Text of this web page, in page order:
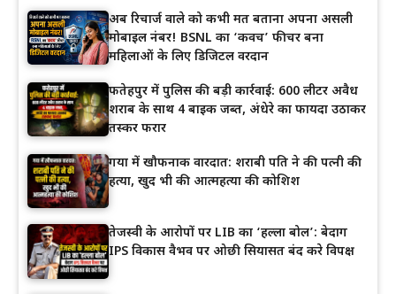
अब रिचार्ज वाले को कभी मत बताना अपना असली
मोबाइल नंबर! BSNL का ‘कवच’ फीचर बना
महिलाओं के लिए डिजिटल वरदान
फतेहपुर में पुलिस की बड़ी कार्रवाई: 600 लीटर अवैध
शराब के साथ 4 बाइक जब्त, अंधेरे का फायदा उठाकर
तस्कर फरार
गया में खौफनाक वारदात: शराबी पति ने की पत्नी की
हत्या, खुद भी की आत्महत्या की कोशिश
तेजस्वी के आरोपों पर LIB का ‘हल्ला बोल’: बेदाग
IPS विकास वैभव पर ओछी सियासत बंद करे विपक्ष